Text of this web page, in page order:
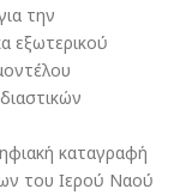
την
εξωτερικού
καταγραφή
του Ιερού Ναού